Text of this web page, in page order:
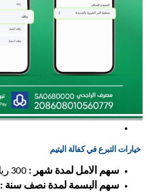
خيارات التبرع في كفالة اليتيم
سهم الامل لمدة شهر :
سهم البسمة لمدة نصف سنة :